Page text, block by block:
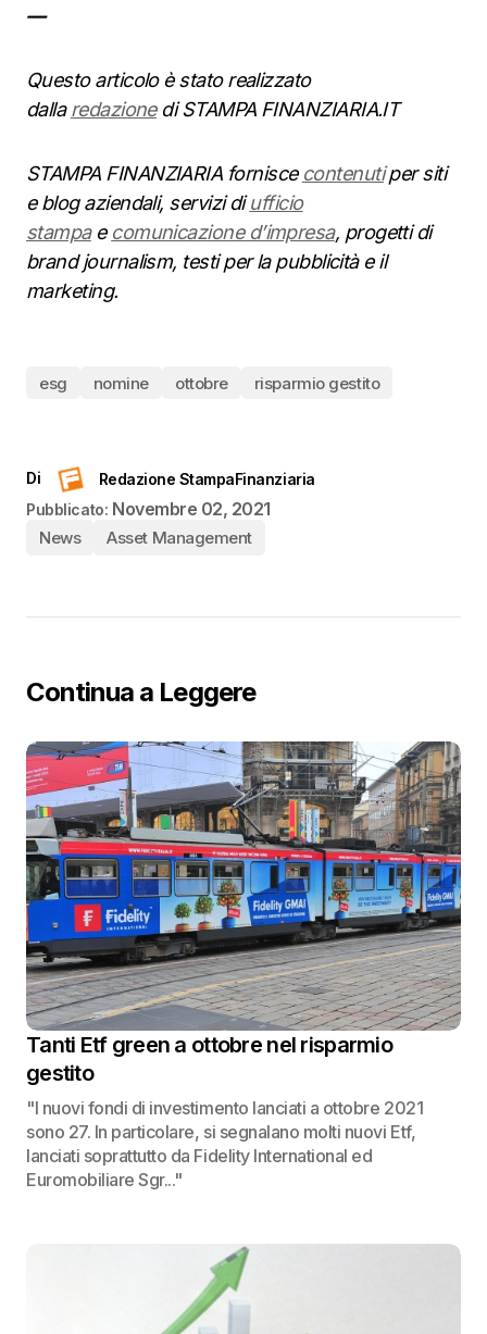
—
Questo articolo è stato realizzato
dallaredazionedi STAMPA FINANZIARIA.IT
STAMPA FINANZIARIA fornisce contenutiper siti
e blog aziendali, servizi diufficio
stampae comunicazione d’impresa, progetti di
brand journalism, testi per la pubblicità e il
marketing.
esg nomine ottobre risparmio gestito
Di
Redazione StampaFinanziaria
Pubblicato: Novembre 02, 2021
News Asset Management
Continua a Leggere
Tanti Etf green a ottobre nel risparmio
gestito
"I nuovi fondi di investimento lanciati a ottobre 2021
sono 27. In particolare, si segnalano molti nuovi Etf,
lanciati soprattutto da Fidelity International ed
Euromobiliare Sgr..."